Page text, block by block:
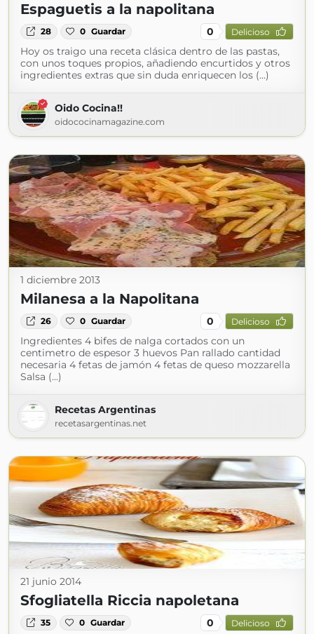
Espaguetis a la napolitana
28 0 Guardar 0 Delicioso
Hoy os traigo una receta clásica dentro de las pastas,
con unos toques propios, añadiendo encurtidos y otros
ingredientes extras que sin duda enriquecen los (...)
Oido Cocina!!
oidococinamagazine.com
1 diciembre 2013
Milanesa a la Napolitana
26 0 Guardar 0 Delicioso
Ingredientes 4 bifes de nalga cortados con un
centimetro de espesor 3 huevos Pan rallado cantidad
necesaria 4 fetas de jamón 4 fetas de queso mozzarella
Salsa (...)
Recetas Argentinas
recetasargentinas.net
21 junio 2014
Sfogliatella Riccia napoletana
35 0 Guardar 0 Delicioso